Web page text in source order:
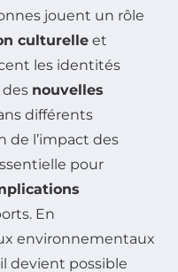
jouent un rôle
culturelle et
les identités
nouvelles
différents
de l’impact des
pour
En
environnementaux
devient possible